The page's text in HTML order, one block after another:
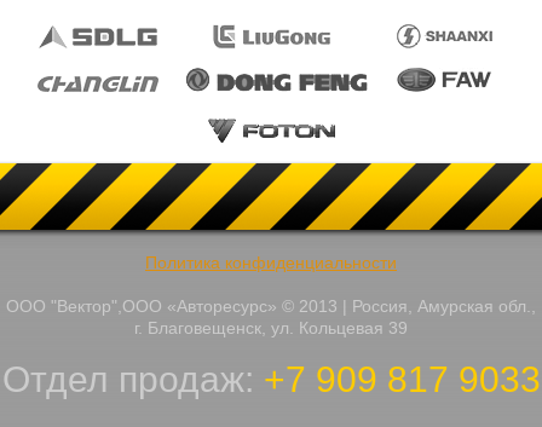
Политика конфиденциальности
ООО "Вектор",ООО «Авторесурс» © 2013 | Россия, Амурская обл.,
г. Благовещенск, ул. Кольцевая 39
Отдел продаж: +7 909 817 9033